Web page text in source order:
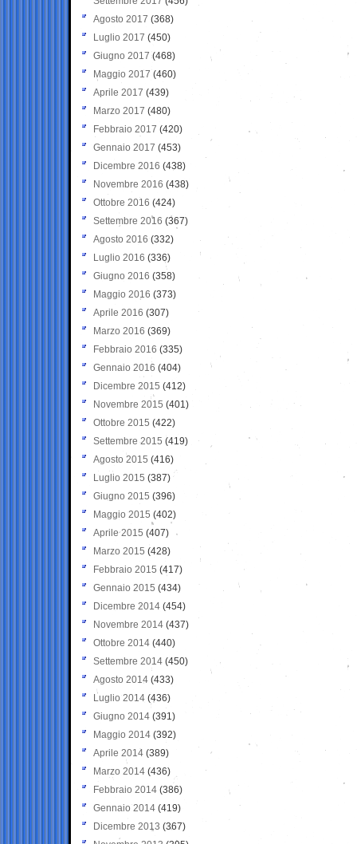
Agosto 2017 (368)
Luglio 2017 (450)
Giugno 2017 (468)
Maggio 2017 (460)
Aprile 2017 (439)
Marzo 2017 (480)
Febbraio 2017 (420)
Gennaio 2017 (453)
Dicembre 2016 (438)
Novembre 2016 (438)
Ottobre 2016 (424)
Settembre 2016 (367)
Agosto 2016 (332)
Luglio 2016 (336)
Giugno 2016 (358)
Maggio 2016 (373)
Aprile 2016 (307)
Marzo 2016 (369)
Febbraio 2016 (335)
Gennaio 2016 (404)
Dicembre 2015 (412)
Novembre 2015 (401)
Ottobre 2015 (422)
Settembre 2015 (419)
Agosto 2015 (416)
Luglio 2015 (387)
Giugno 2015 (396)
Maggio 2015 (402)
Aprile 2015 (407)
Marzo 2015 (428)
Febbraio 2015 (417)
Gennaio 2015 (434)
Dicembre 2014 (454)
Novembre 2014 (437)
Ottobre 2014 (440)
Settembre 2014 (450)
Agosto 2014 (433)
Luglio 2014 (436)
Giugno 2014 (391)
Maggio 2014 (392)
Aprile 2014 (389)
Marzo 2014 (436)
Febbraio 2014 (386)
Gennaio 2014 (419)
Dicembre 2013 (367)